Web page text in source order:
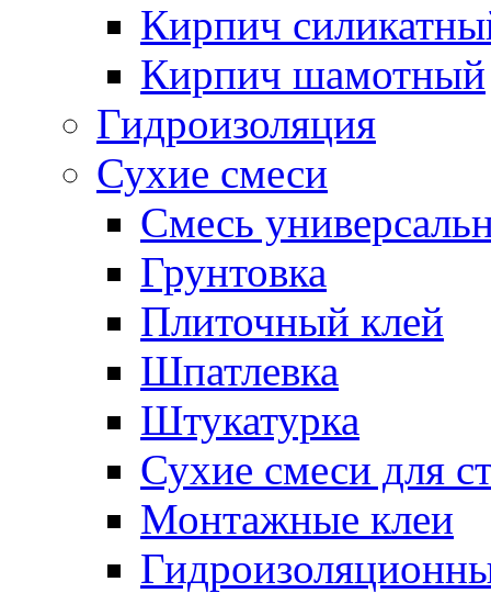
Кирпич
Кирпич шамотный
Гидроизоляция
Сухие смеси
Смесь
Грунтовка
Плиточный клей
Шпатлевка
Штукатурка
Сухие смеси для
Монтажные клеи